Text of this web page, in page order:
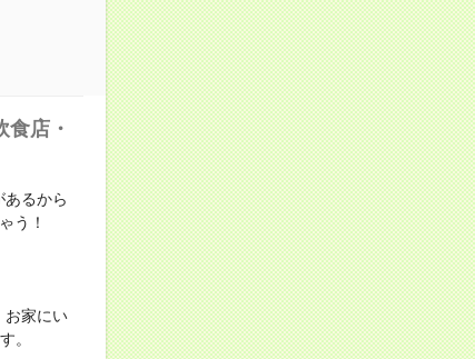
食店・
るから
う！
お家にい
。